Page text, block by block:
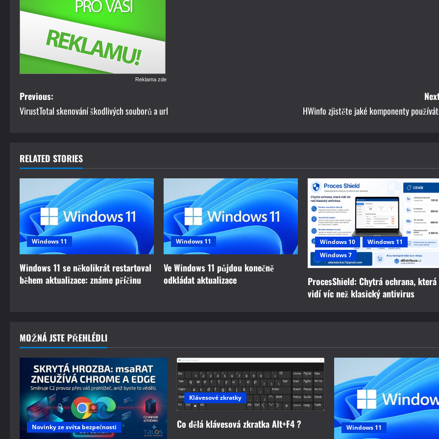
Reklama zde
P
o
t
n
a
v
i
g
a
o
Previous:
VirustTotal skenování škodlivých souborů a url
HWinfo zjistěte jaké komponenty
RELATED STORIES
Windows 11
Windows 11 se několikrát restartoval
během aktualizace: známe příčinu
Windows 11
Ve Windows 11 půjdou konečně
odkládat aktualizace
Windows 10
Windows 11
Windows 7
ProcesShield: Chytrá ochrana, která
vidí víc než klasický antivirus
MOŽNÁ JSTE PŘEHLÉDLI
Novinky ze světa bezpečnosti
Klávesové zkratky
Co dělá klávesová zkratka Alt+F4 ? Windows 11